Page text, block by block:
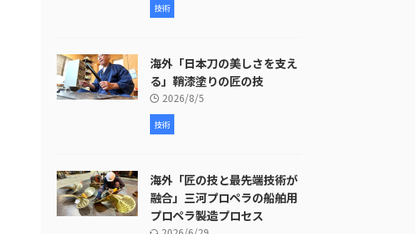
技術
海外「日本刀の美しさを支え
る」鞘漆塗りの匠の技
2026/8/5
技術
海外「匠の技と最先端技術が
融合」三河プロペラの船舶用
プロペラ製造プロセス